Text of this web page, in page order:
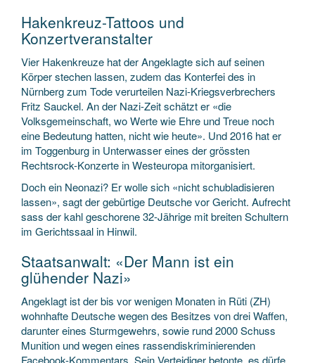
Hakenkreuz-Tattoos und
Konzertveranstalter
Vier Hakenkreuze hat der Angeklagte sich auf seinen
Körper stechen lassen, zudem das Konterfei des in
Nürnberg zum Tode verurteilen Nazi-Kriegsverbrechers
Fritz Sauckel. An der Nazi-Zeit schätzt er «die
Volksgemeinschaft, wo Werte wie Ehre und Treue noch
eine Bedeutung hatten, nicht wie heute». Und 2016 hat er
im Toggenburg in Unterwasser eines der grössten
Rechtsrock-Konzerte in Westeuropa mitorganisiert.
Doch ein Neonazi? Er wolle sich «nicht schubladisieren
lassen», sagt der gebürtige Deutsche vor Gericht. Aufrecht
sass der kahl geschorene 32-Jährige mit breiten Schultern
im Gerichtssaal in Hinwil.
Staatsanwalt: «Der Mann ist ein
glühender Nazi»
Angeklagt ist der bis vor wenigen Monaten in Rüti (ZH)
wohnhafte Deutsche wegen des Besitzes von drei Waffen,
darunter eines Sturmgewehrs, sowie rund 2000 Schuss
Munition und wegen eines rassendiskriminierenden
Facebook-Kommentars. Sein Verteidiger betonte, es dürfe